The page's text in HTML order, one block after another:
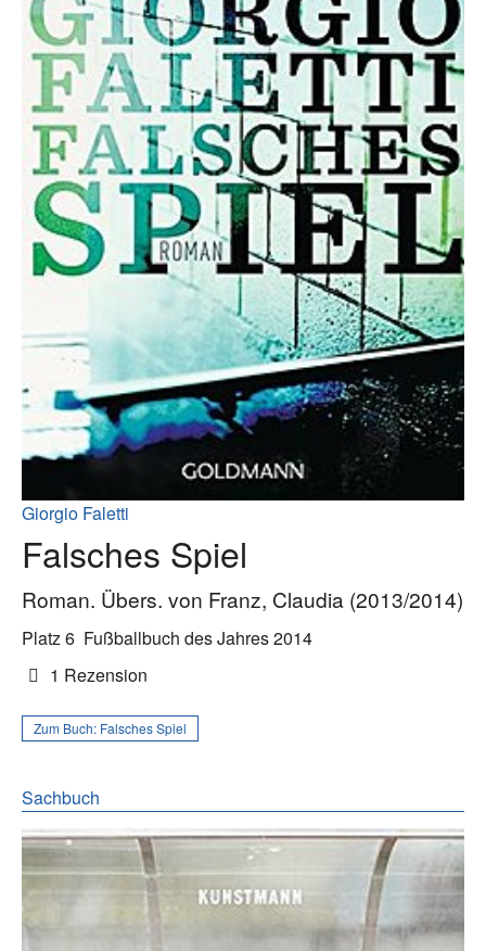
Giorgio Faletti
Falsches Spiel
Roman. Übers. von Franz, Claudia (2013/2014)
Platz 6 Fußballbuch des Jahres 2014
1 Rezension
Zum Buch: Falsches Spiel
Sachbuch